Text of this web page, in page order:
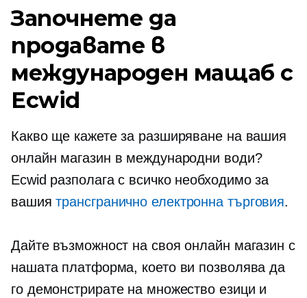
Започнете да
продавате в
международен мащаб с
Ecwid
Какво ще кажете за разширяване на вашия
онлайн магазин в международни води?
Ecwid разполага с всичко необходимо за
вашиятрансгранично електронна търговия.
Дайте възможност на своя онлайн магазин с
нашата платформа, което ви позволява да
го демонстрирате на множество езици и